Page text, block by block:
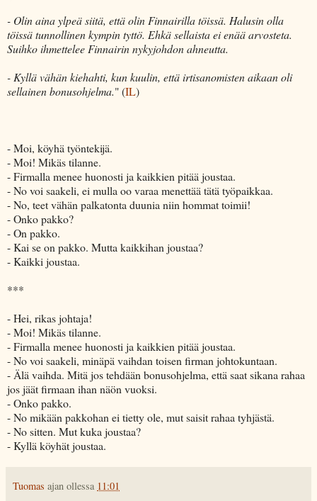
- Olin aina ylpeä siitä, että olin Finnairilla töissä. Halusin olla
töissä tunnollinen kympin tyttö. Ehkä sellaista ei enää arvosteta.
Suihko ihmettelee Finnairin nykyjohdon ahneutta.
- Kyllä vähän kiehahti, kun kuulin, että irtisanomisten aikaan oli
sellainen bonusohjelma." (IL)
- Moi, köyhä työntekijä.
- Moi! Mikäs tilanne.
- Firmalla menee huonosti ja kaikkien pitää joustaa.
- No voi saakeli, ei mulla oo varaa menettää tätä työpaikkaa.
- No, teet vähän palkatonta duunia niin hommat toimii!
- Onko pakko?
- On pakko.
- Kai se on pakko. Mutta kaikkihan joustaa?
- Kaikki joustaa.
***
- Hei, rikas johtaja!
- Moi! Mikäs tilanne.
- Firmalla menee huonosti ja kaikkien pitää joustaa.
- No voi saakeli, minäpä vaihdan toisen firman johtokuntaan.
- Älä vaihda. Mitä jos tehdään bonusohjelma, että saat sikana rahaa
jos jäät firmaan ihan näön vuoksi.
- Onko pakko.
- No mikään pakkohan ei tietty ole, mut saisit rahaa tyhjästä.
- No sitten. Mut kuka joustaa?
- Kyllä köyhät joustaa.
Tuomas ajan ollessa 11:01